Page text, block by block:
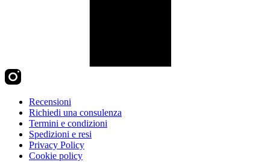
Recensioni
Richiedi una consulenza
Termini e condizioni
Spedizioni e resi
Privacy Policy
Cookie policy